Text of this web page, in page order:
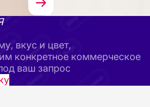
вкус и цвет,
конкретное коммерческое
ваш запрос